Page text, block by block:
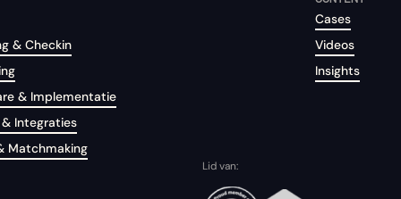
& Checkin
& Implementatie
Integraties
Matchmaking
Cases
Videos
Insights
Lid van: